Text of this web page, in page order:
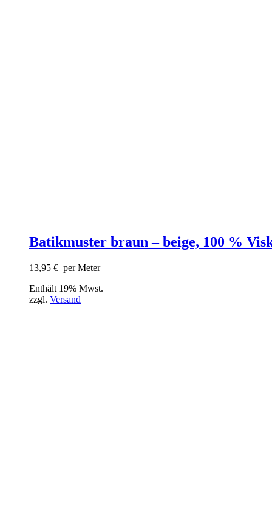
Batikmuster braun – beige, 100 %
13,95 € per Meter
Enthält 19% Mwst.
zzgl. Versand